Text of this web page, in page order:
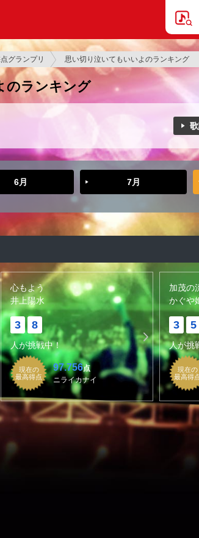
グランプリ 思い切り泣いてもいいよのランキング
のランキング
6月 7月
心もよう
井上陽水
3 8
人が挑戦中！
現在の
最高得点
97.756点
ニライカナイ
加茂の
かぐや
3 5
人が挑
現在の
最高得